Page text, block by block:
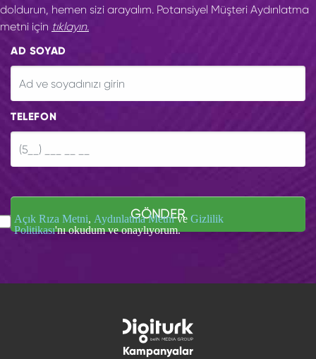
doldurun, hemen sizi arayalım. Potansiyel Müşteri Aydınlatma
metni için tıklayın.
AD SOYAD
TELEFON
GÖNDER
Açık Rıza Metni, Aydınlatma Metnive Gizlilik
Politikası'nı okudum ve onaylıyorum.
Kampanyalar